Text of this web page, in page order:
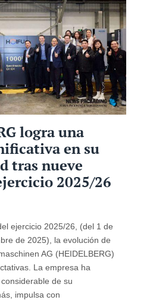
logra una
en su
tras nueve
2025/26
ejercicio 2025/26, (del 1 de
de 2025), la evolución de
AG (HEIDELBERG)
La empresa ha
de su
impulsa con